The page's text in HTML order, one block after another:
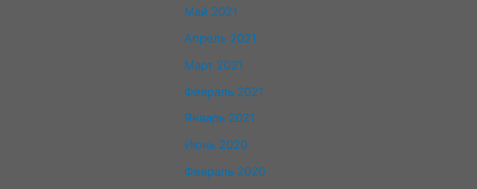
Май 2021
Апрель 2021
Март 2021
Февраль 2021
Январь 2021
Июнь 2020
Февраль 2020